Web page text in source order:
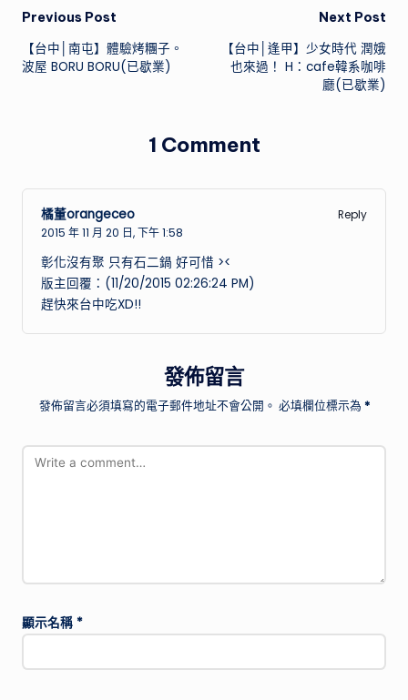
Post
navigation
Previous Post
【台中│南屯】體驗烤糰子。
波屋 BORU BORU(已歇業)
Next Post
【台中│逢甲】少女時代 潤娥
也來過！ H：cafe韓系咖啡
廳(已歇業)
1 Comment
橘董orangeceo
Reply
2015 年 11 月 20 日,下午 1:58
彰化沒有聚 只有石二鍋 好可惜 ><
版主回覆：(11/20/2015 02:26:24 PM)
趕快來台中吃XD!!
發佈留言
發佈留言必須填寫的電子郵件地址不會公開。 必填欄位標示為 *
顯示名稱 *